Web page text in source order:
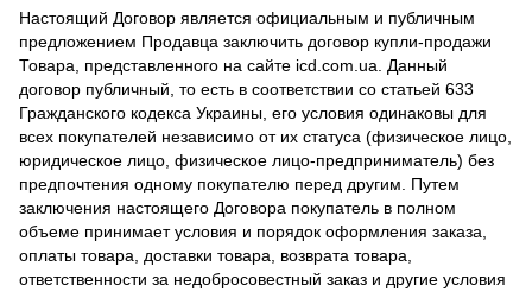
Настоящий Договор является официальным и публичным
предложением Продавца заключить договор купли-продажи
Товара, представленного на сайте icd.com.ua. Данный
договор публичный, то есть в соответствии со статьей 633
Гражданского кодекса Украины, его условия одинаковы для
всех покупателей независимо от их статуса (физическое лицо,
юридическое лицо, физическое лицо-предприниматель) без
предпочтения одному покупателю перед другим. Путем
заключения настоящего Договора покупатель в полном
объеме принимает условия и порядок оформления заказа,
оплаты товара, доставки товара, возврата товара,
ответственности за недобросовестный заказ и другие условия